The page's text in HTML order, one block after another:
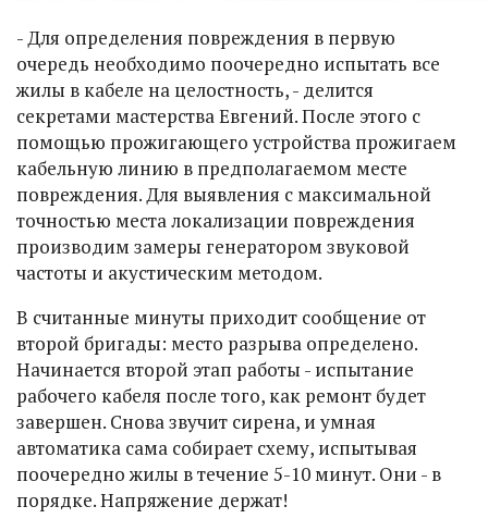
- Для определения повреждения в первую
очередь необходимо поочередно испытать все
жилы в кабеле на целостность, - делится
секретами мастерства Евгений. После этого с
помощью прожигающего устройства прожигаем
кабельную линию в предполагаемом месте
повреждения. Для выявления с максимальной
точностью места локализации повреждения
производим замеры генератором звуковой
частоты и акустическим методом.
В считанные минуты приходит сообщение от
второй бригады: место разрыва определено.
Начинается второй этап работы - испытание
рабочего кабеля после того, как ремонт будет
завершен. Снова звучит сирена, и умная
автоматика сама собирает схему, испытывая
поочередно жилы в течение 5-10 минут. Они - в
порядке. Напряжение держат!